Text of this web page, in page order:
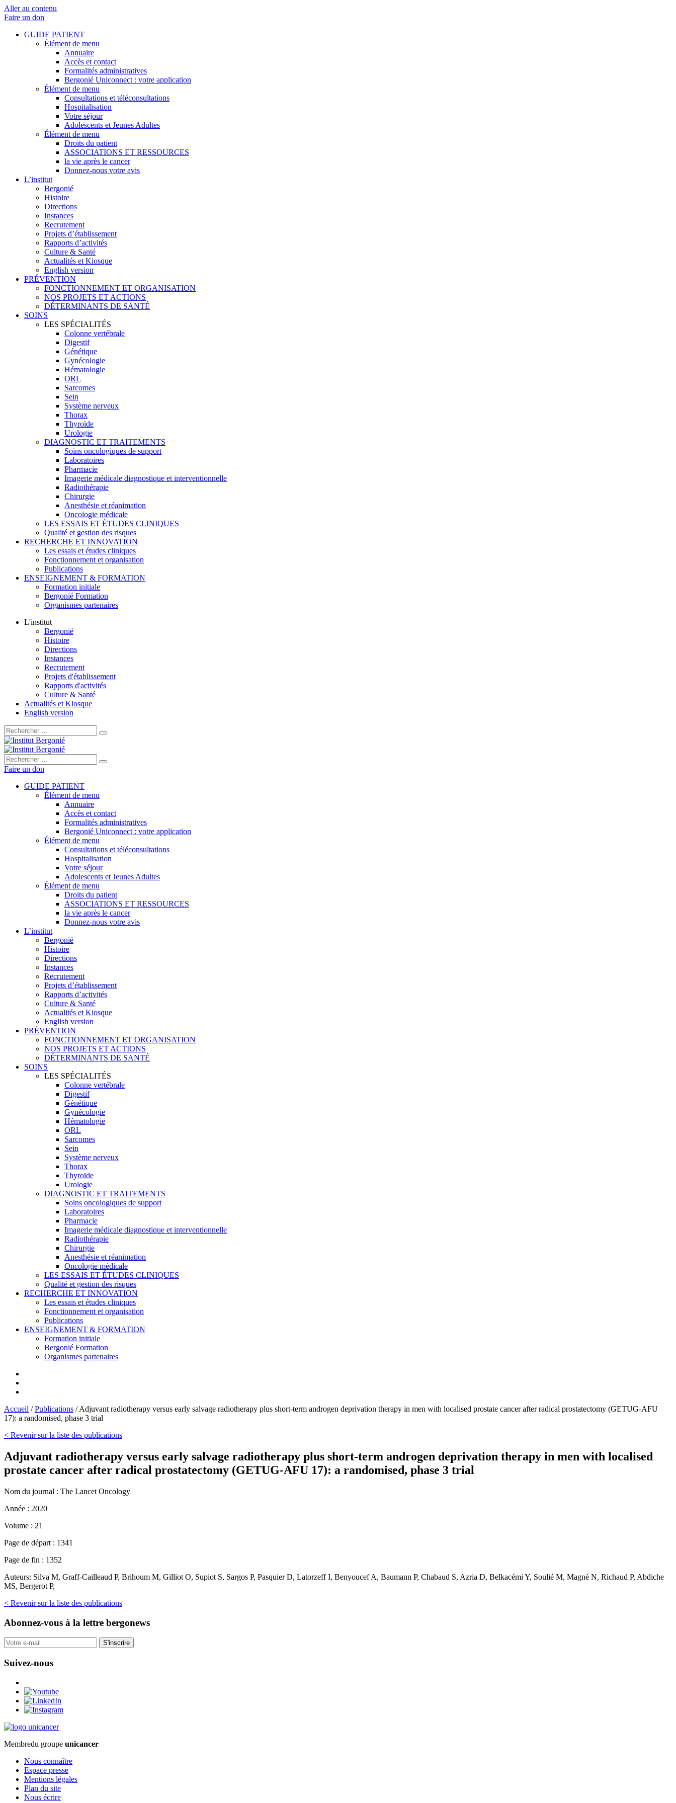
Aller au contenu
Faire un don
GUIDE PATIENT
Élément de menu
Annuaire
Accès et contact
Formalités administratives
Bergonié Uniconnect : votre application
Élément de menu
Consultations et téléconsultations
Hospitalisation
Votre séjour
Adolescents et Jeunes Adultes
Élément de menu
Droits du patient
ASSOCIATIONS ET RESSOURCES
la vie après le cancer
Donnez-nous votre avis
L’institut
Bergonié
Histoire
Directions
Instances
Recrutement
Projets d’établissement
Rapports d’activités
Culture & Santé
Actualités et Kiosque
English version
PRÉVENTION
FONCTIONNEMENT ET ORGANISATION
NOS PROJETS ET ACTIONS
DÉTERMINANTS DE SANTÉ
SOINS
LES SPÉCIALITÉS
Colonne vertébrale
Digestif
Génétique
Gynécologie
Hématologie
ORL
Sarcomes
Sein
Système nerveux
Thorax
Thyroïde
Urologie
DIAGNOSTIC ET TRAITEMENTS
Soins oncologiques de support
Laboratoires
Pharmacie
Imagerie médicale diagnostique et interventionnelle
Radiothérapie
Chirurgie
Anesthésie et réanimation
Oncologie médicale
LES ESSAIS ET ÉTUDES CLINIQUES
Qualité et gestion des risques
RECHERCHE ET INNOVATION
Les essais et études cliniques
Fonctionnement et organisation
Publications
ENSEIGNEMENT & FORMATION
Formation initiale
Bergonié Formation
Organismes partenaires
L'institut
Bergonié
Histoire
Directions
Instances
Recrutement
Projets d'établissement
Rapports d'activités
Culture & Santé
Actualités et Kiosque
English version
Rechercher :
Rechercher :
Faire un don
GUIDE PATIENT
Élément de menu
Annuaire
Accès et contact
Formalités administratives
Bergonié Uniconnect : votre application
Élément de menu
Consultations et téléconsultations
Hospitalisation
Votre séjour
Adolescents et Jeunes Adultes
Élément de menu
Droits du patient
ASSOCIATIONS ET RESSOURCES
la vie après le cancer
Donnez-nous votre avis
L’institut
Bergonié
Histoire
Directions
Instances
Recrutement
Projets d’établissement
Rapports d’activités
Culture & Santé
Actualités et Kiosque
English version
PRÉVENTION
FONCTIONNEMENT ET ORGANISATION
NOS PROJETS ET ACTIONS
DÉTERMINANTS DE SANTÉ
SOINS
LES SPÉCIALITÉS
Colonne vertébrale
Digestif
Génétique
Gynécologie
Hématologie
ORL
Sarcomes
Sein
Système nerveux
Thorax
Thyroïde
Urologie
DIAGNOSTIC ET TRAITEMENTS
Soins oncologiques de support
Laboratoires
Pharmacie
Imagerie médicale diagnostique et interventionnelle
Radiothérapie
Chirurgie
Anesthésie et réanimation
Oncologie médicale
LES ESSAIS ET ÉTUDES CLINIQUES
Qualité et gestion des risques
RECHERCHE ET INNOVATION
Les essais et études cliniques
Fonctionnement et organisation
Publications
ENSEIGNEMENT & FORMATION
Formation initiale
Bergonié Formation
Organismes partenaires
Accueil /Publications /Adjuvant radiotherapy versus early salvage radiotherapy plus short-term androgen deprivation therapy in men with localised prostate cancer after radical prostatectomy (GETUG-AFU
17): a randomised, phase 3 trial
< Revenir sur la liste des publications
Adjuvant radiotherapy versus early salvage radiotherapy plus short-term androgen deprivation therapy in men with localised
prostate cancer after radical prostatectomy (GETUG-AFU 17): a randomised, phase 3 trial
Nom du journal : The Lancet Oncology
Année : 2020
Volume : 21
Page de départ : 1341
Page de fin : 1352
Auteurs: Silva M, Graff-Cailleaud P, Brihoum M, Gilliot O, Supiot S, Sargos P, Pasquier D, Latorzeff I, Benyoucef A, Baumann P, Chabaud S, Azria D, Belkacémi Y, Soulié M, Magné N, Richaud P, Abdiche
MS, Bergerot P,
< Revenir sur la liste des publications
Abonnez-vous à la lettre bergonews
S'inscrire
Suivez-nous
Membredu groupe unicancer
Nous connaître
Espace presse
Mentions légales
Plan du site
Nous écrire